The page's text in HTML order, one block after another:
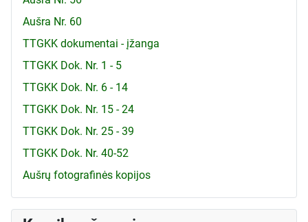
Aušra Nr. 60
TTGKK dokumentai - įžanga
TTGKK Dok. Nr. 1 - 5
TTGKK Dok. Nr. 6 - 14
TTGKK Dok. Nr. 15 - 24
TTGKK Dok. Nr. 25 - 39
TTGKK Dok. Nr. 40-52
Aušrų fotografinės kopijos